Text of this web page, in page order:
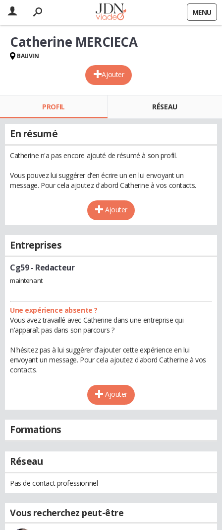
MENU
Ajouter
Catherine MERCIECA
BAUVIN
PROFIL RÉSEAU
En résumé
Catherine n'a pas encore ajouté de résumé à son profil.
Vous pouvez lui suggérer d'en écrire un en lui envoyant un
message. Pour cela ajoutez d'abord Catherine à vos contacts.
Ajouter
Entreprises
Cg59- Redacteur
maintenant
Une expérience absente ?
Vous avez travaillé avec Catherine dans une entreprise qui
n'apparaît pas dans son parcours ?
N'hésitez pas à lui suggérer d'ajouter cette expérience en lui
envoyant un message. Pour cela ajoutez d'abord Catherine à vos
contacts.
Ajouter
Formations
Réseau
Pas de contact professionnel
Vous recherchez peut-être